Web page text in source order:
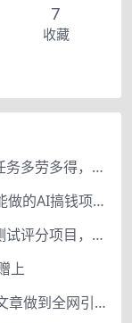
7
收藏
赏帮赚悬赏奖励到账200元，悬赏任务多劳多得，人人可做。
上架2小时收入630+，只要有手就能做的AI搞钱项目，奶奶看完都能学会!
《188个赚钱项目-180》手机尾号测试评分项目，短视频直播日赚200+
上
网创公众号个人ip项目，仅用一篇文章做到全网引流！